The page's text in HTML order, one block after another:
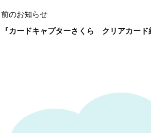
前のお知らせ
『カードキャプターさくら クリアカード